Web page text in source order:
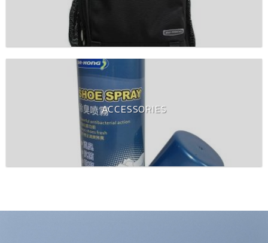
ACCESSORIES